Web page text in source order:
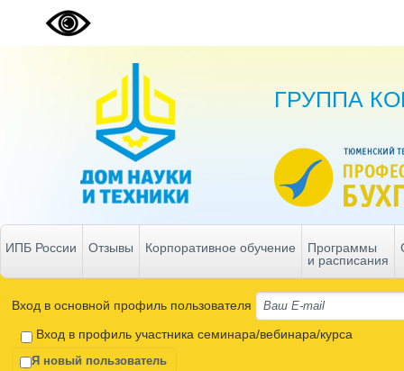
ГРУППА
ИПБ России Отзывы Корпоративное обучение
Программы
и расписания
Вход в основной профиль пользователя
Вход в профиль участника семинара/вебинара/курса
Я новый пользователь